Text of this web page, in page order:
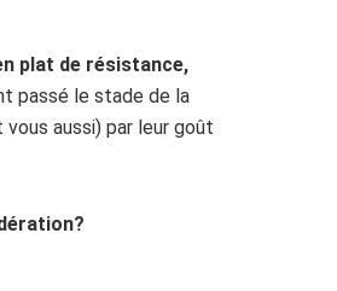
plat de résistance,
passé le stade de la
aussi) par leur goût